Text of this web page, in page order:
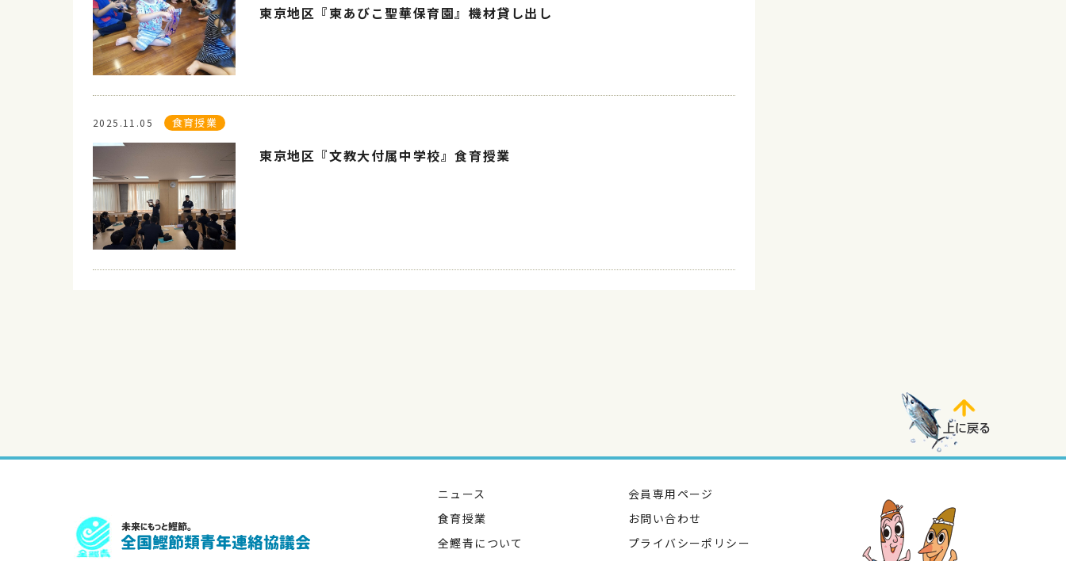
東京地区『東あびこ聖華保育園』機材貸し出し
2025.11.05 食育授業
東京地区『文教大付属中学校』食育授業
ニュース
食育授業
全鰹青について
会員専用ページ
お問い合わせ
プライバシーポリシー